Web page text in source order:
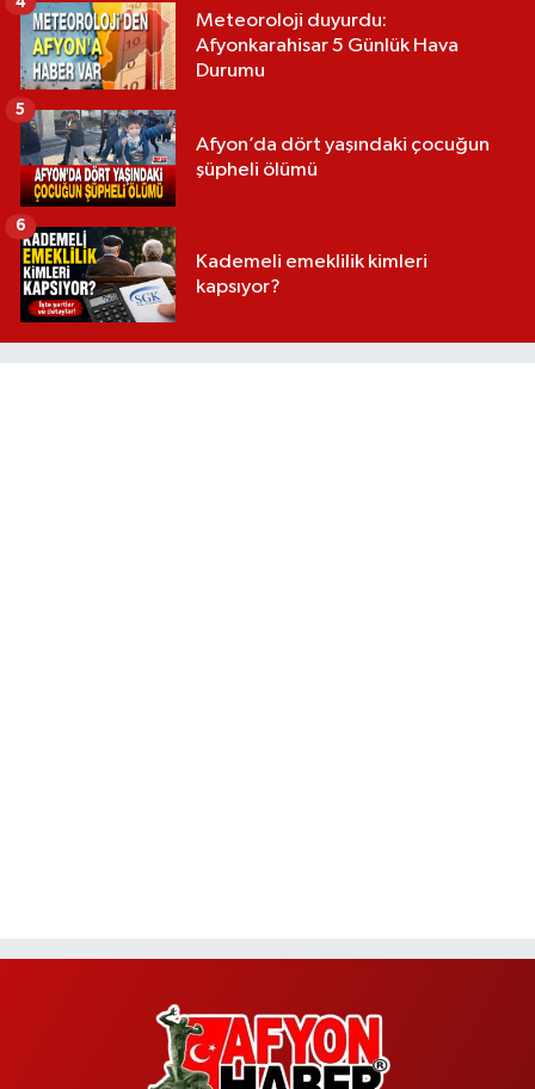
Meteoroloji duyurdu:
Afyonkarahisar 5 Günlük Hava
Durumu
Afyon’da dört yaşındaki çocuğun
şüpheli ölümü
5
Kademeli emeklilik kimleri
kapsıyor?
6